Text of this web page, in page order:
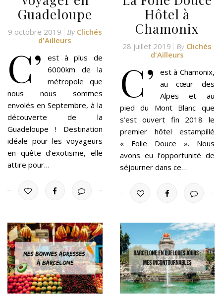
Guadeloupe
9 octobre 2019 By Clichés
d'Ailleurs
C’
est à plus de
6000km de la
métropole que
nous nous sommes
envolés en Septembre, à la
découverte de la
Guadeloupe ! Destination
idéale pour les voyageurs
en quête d’exotisme, elle
attire pour…
Hôtel à
Chamonix
28 juillet 2019 By Clichés
d'Ailleurs
C’
est à Chamonix,
au cœur des
Alpes et au
pied du Mont Blanc que
s’est ouvert fin 2018 le
premier hôtel estampillé
« Folie Douce ». Nous
avons eu l’opportunité de
séjourner dans ce…